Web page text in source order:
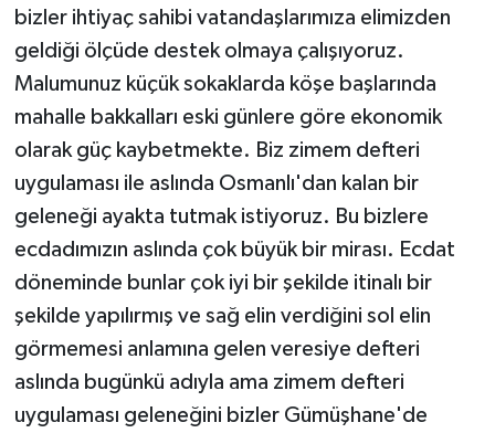
bizler ihtiyaç sahibi vatandaşlarımıza elimizden
geldiği ölçüde destek olmaya çalışıyoruz.
Malumunuz küçük sokaklarda köşe başlarında
mahalle bakkalları eski günlere göre ekonomik
olarak güç kaybetmekte. Biz zimem defteri
uygulaması ile aslında Osmanlı'dan kalan bir
geleneği ayakta tutmak istiyoruz. Bu bizlere
ecdadımızın aslında çok büyük bir mirası. Ecdat
döneminde bunlar çok iyi bir şekilde itinalı bir
şekilde yapılırmış ve sağ elin verdiğini sol elin
görmemesi anlamına gelen veresiye defteri
aslında bugünkü adıyla ama zimem defteri
uygulaması geleneğini bizler Gümüşhane'de